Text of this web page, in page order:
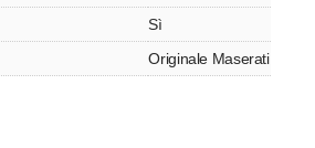
Sì
Originale Maserati